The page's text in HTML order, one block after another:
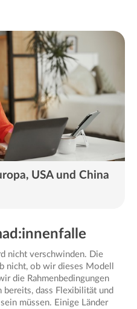
USA und China
nicht verschwinden. Die
nicht, ob wir dieses Modell
die Rahmenbedingungen
bereits, dass Flexibilität und
müssen. Einige Länder